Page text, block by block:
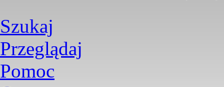
Szukaj
Przeglądaj
Pomoc